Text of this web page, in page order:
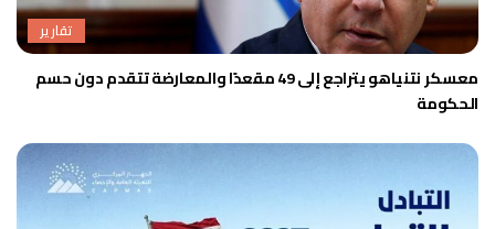
تقارير
معسكر نتنياهو يتراجع إلى 49 مقعدًا والمعارضة تتقدم دون حسم
الحكومة